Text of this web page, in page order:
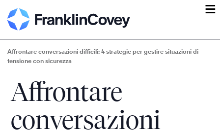
ĕ
Affrontare conversazioni difficili: 4 strategie per gestire situazioni di
tensione con sicurezza
Affrontare
conversazioni